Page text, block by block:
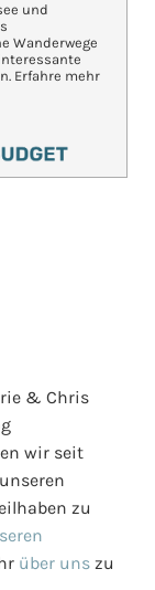
und
Wanderwege
Erfahre mehr
& Chris
wir seit
zu
über uns zu